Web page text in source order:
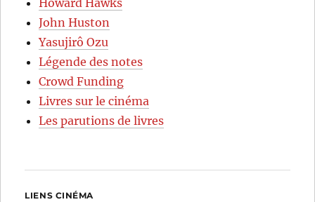
Howard Hawks
John Huston
Yasujirô Ozu
Légende des notes
Crowd Funding
Livres sur le cinéma
Les parutions de livres
LIENS CINÉMA